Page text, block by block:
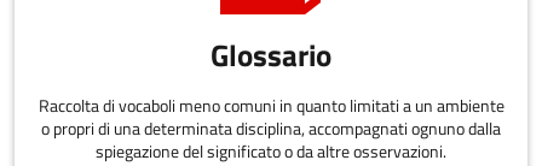
Glossario
Raccolta di vocaboli meno comuni in quanto limitati a un ambiente
o propri di una determinata disciplina, accompagnati ognuno dalla
spiegazione del significato o da altre osservazioni.